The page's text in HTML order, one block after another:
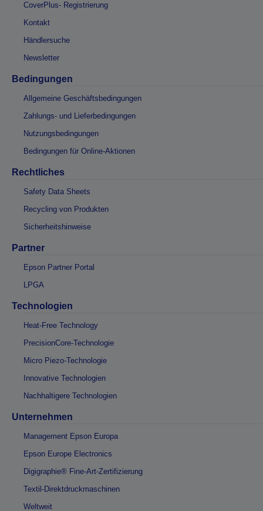
CoverPlus- Registrierung
Kontakt
Händlersuche
Newsletter
Bedingungen
Allgemeine Geschäftsbedingungen
Zahlungs- und Lieferbedingungen
Nutzungsbedingungen
Bedingungen für Online-Aktionen
Rechtliches
Safety Data Sheets
Recycling von Produkten
Sicherheitshinweise
Partner
Epson Partner Portal
LPGA
Technologien
Heat-Free Technology
PrecisionCore-Technologie
Micro Piezo-Technologie
Innovative Technologien
Nachhaltigere Technologien
Unternehmen
Management Epson Europa
Epson Europe Electronics
Digigraphie® Fine-Art-Zertifizierung
Textil-Direktdruckmaschinen
Weltweit